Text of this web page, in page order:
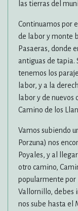
las tierras del
Continuamos por
de labor y monte
Pasaeras, donde
antiguas de tapia.
tenemos los
labor, y a la
labor y de nuevos
Camino de los
Vamos subiendo
Porzuna) nos
Poyales, y al
otro camino,
popularmente por
Vallornillo, debes
nos sube hasta el